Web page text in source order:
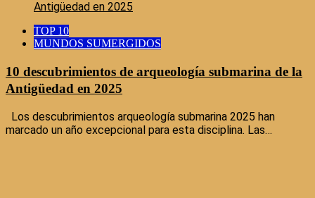
TOP 10
MUNDOS SUMERGIDOS
10 descubrimientos de arqueología submarina de la
Antigüedad en 2025
Los descubrimientos arqueología submarina 2025 han
marcado un año excepcional para esta disciplina. Las…